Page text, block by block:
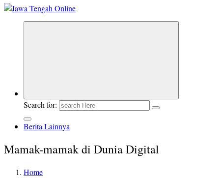
Search for:
Berita Lainnya
Mamak-mamak di Dunia Digital
Home